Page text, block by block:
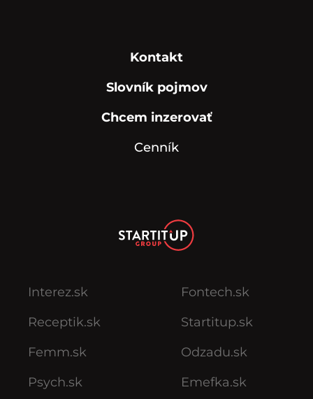
Kontakt
Slovník pojmov
Chcem inzerovať
Cenník
Interez.sk
Receptik.sk
Femm.sk
Psych.sk
Fontech.sk
Startitup.sk
Odzadu.sk
Emefka.sk